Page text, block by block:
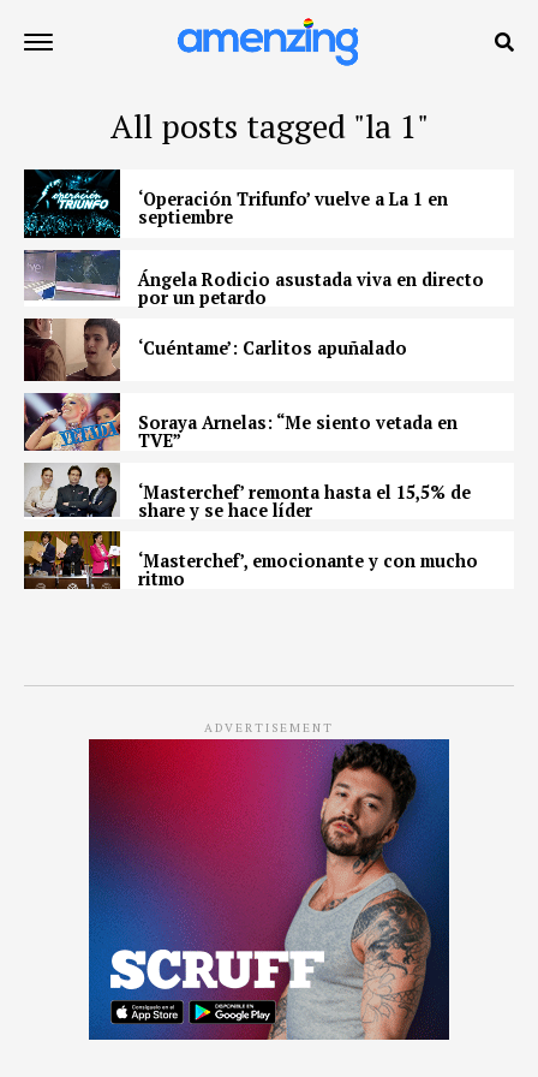
All posts tagged "la 1"
‘Operación Trifunfo’ vuelve a La 1 en
septiembre
Ángela Rodicio asustada viva en directo
por un petardo
‘Cuéntame’: Carlitos apuñalado
Soraya Arnelas: “Me siento vetada en
TVE”
‘Masterchef’ remonta hasta el 15,5% de
share y se hace líder
‘Masterchef’, emocionante y con mucho
ritmo
ADVERTISEMENT